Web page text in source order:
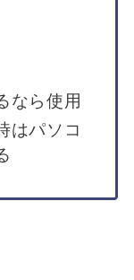
なら使用
はパソコ